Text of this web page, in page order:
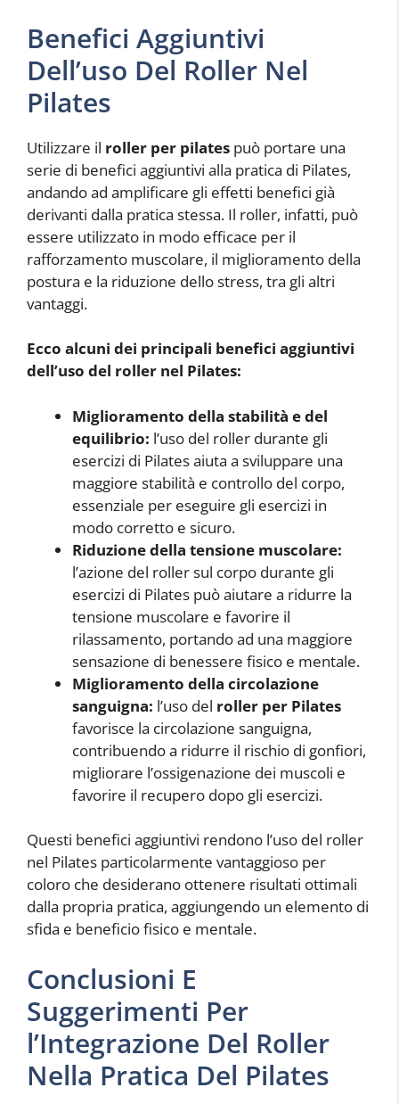
Benefici Aggiuntivi
Dell’uso Del Roller Nel
Pilates
Utilizzare il roller per pilates può portare una
serie di benefici aggiuntivi alla pratica di Pilates,
andando ad amplificare gli effetti benefici già
derivanti dalla pratica stessa. Il roller, infatti, può
essere utilizzato in modo efficace per il
rafforzamento muscolare, il miglioramento della
postura e la riduzione dello stress, tra gli altri
vantaggi.
Ecco alcuni dei principali benefici aggiuntivi
dell’uso del roller nel Pilates:
Miglioramento della stabilità e del
equilibrio: l’uso del roller durante gli
esercizi di Pilates aiuta a sviluppare una
maggiore stabilità e controllo del corpo,
essenziale per eseguire gli esercizi in
modo corretto e sicuro.
Riduzione della tensione muscolare:
l’azione del roller sul corpo durante gli
esercizi di Pilates può aiutare a ridurre la
tensione muscolare e favorire il
rilassamento, portando ad una maggiore
sensazione di benessere fisico e mentale.
Miglioramento della circolazione
sanguigna: l’uso del roller per Pilates
favorisce la circolazione sanguigna,
contribuendo a ridurre il rischio di gonfiori,
migliorare l’ossigenazione dei muscoli e
favorire il recupero dopo gli esercizi.
Questi benefici aggiuntivi rendono l’uso del roller
nel Pilates particolarmente vantaggioso per
coloro che desiderano ottenere risultati ottimali
dalla propria pratica, aggiungendo un elemento di
sfida e beneficio fisico e mentale.
Conclusioni E
Suggerimenti Per
l’Integrazione Del Roller
Nella Pratica Del Pilates